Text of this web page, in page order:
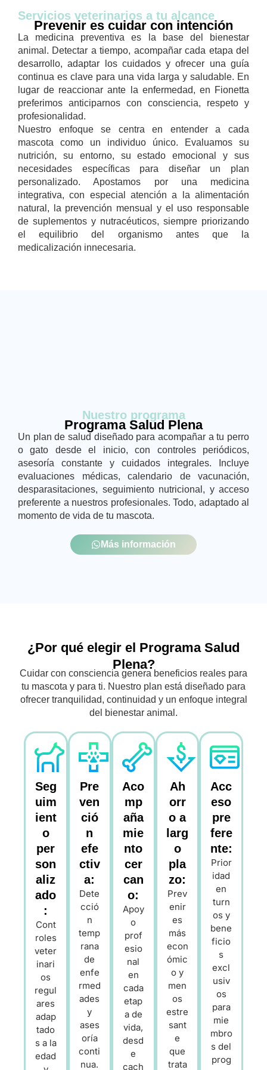
Servicios veterinarios a tu alcance
Prevenir es cuidar con intención
La medicina preventiva es la base del bienestar
animal. Detectar a tiempo, acompañar cada etapa del
desarrollo, adaptar los cuidados y ofrecer una guía
continua es clave para una vida larga y saludable. En
lugar de reaccionar ante la enfermedad, en Fionetta
preferimos anticiparnos con consciencia, respeto y
profesionalidad.
Nuestro enfoque se centra en entender a cada
mascota como un individuo único. Evaluamos su
nutrición, su entorno, su estado emocional y sus
necesidades específicas para diseñar un plan
personalizado. Apostamos por una medicina
integrativa, con especial atención a la alimentación
natural, la prevención mensual y el uso responsable
de suplementos y nutracéuticos, siempre priorizando
el equilibrio del organismo antes que la
medicalización innecesaria.
Nuestro programa
Programa Salud Plena
Un plan de salud diseñado para acompañar a tu perro
o gato desde el inicio, con controles periódicos,
asesoría constante y cuidados integrales. Incluye
evaluaciones médicas, calendario de vacunación,
desparasitaciones, seguimiento nutricional, y acceso
preferente a nuestros profesionales. Todo, adaptado al
momento de vida de tu mascota.
Más información
¿Por qué elegir el Programa Salud
Plena?
Cuidar con consciencia genera beneficios reales para
tu mascota y para ti. Nuestro plan está diseñado para
ofrecer tranquilidad, continuidad y un enfoque integral
del bienestar animal.
Seg
uim
ient
o
per
son
aliz
ado
:
Cont
roles
veter
inari
os
regul
ares
adap
tado
s a la
edad
Pre
ven
ció
n
efe
ctiv
a:
Dete
cció
n
temp
rana
de
enfe
rmed
ades
y
ases
oría
conti
nua.
Aco
mp
aña
mie
nto
cer
can
o:
Apoy
o
prof
esio
nal
en
cada
etap
a de
vida,
desd
e
cach
Ah
orr
o a
larg
o
pla
zo:
Prev
enir
es
más
econ
ómic
o y
men
os
estre
sant
e
que
trata
Acc
eso
pre
fere
nte:
Prior
idad
en
turn
os y
bene
ficio
s
excl
usiv
os
para
mie
mbro
s del
prog